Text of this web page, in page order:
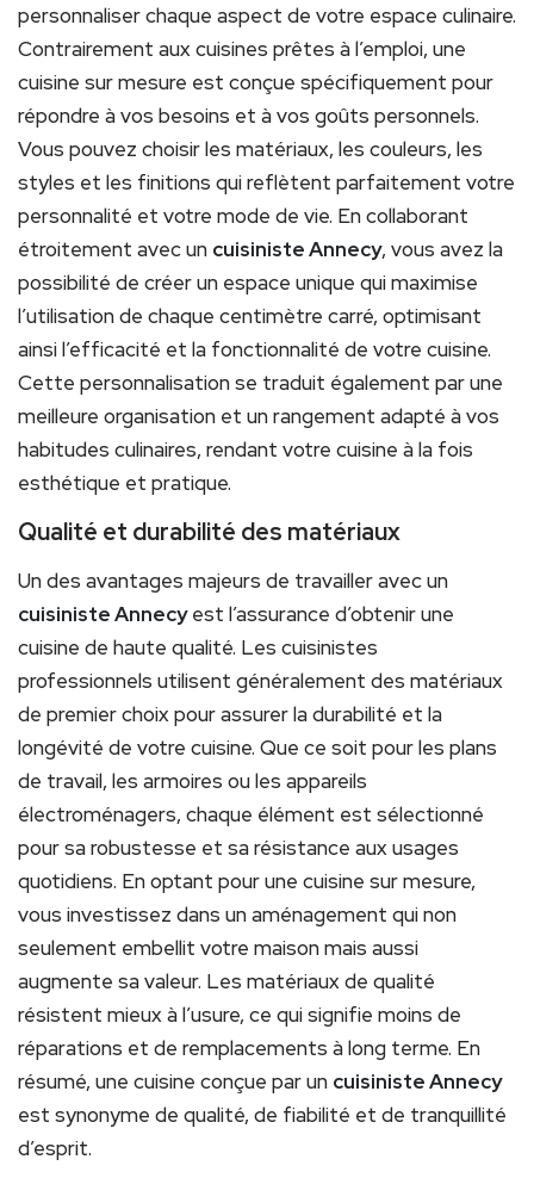
personnaliser chaque aspect de votre espace culinaire.
Contrairement aux cuisines prêtes à l’emploi, une
cuisine sur mesure est conçue spécifiquement pour
répondre à vos besoins et à vos goûts personnels.
Vous pouvez choisir les matériaux, les couleurs, les
styles et les finitions qui reflètent parfaitement votre
personnalité et votre mode de vie. En collaborant
étroitement avec un cuisiniste Annecy, vous avez la
possibilité de créer un espace unique qui maximise
l’utilisation de chaque centimètre carré, optimisant
ainsi l’efficacité et la fonctionnalité de votre cuisine.
Cette personnalisation se traduit également par une
meilleure organisation et un rangement adapté à vos
habitudes culinaires, rendant votre cuisine à la fois
esthétique et pratique.
Qualité et durabilité des matériaux
Un des avantages majeurs de travailler avec un
cuisiniste Annecyest l’assurance d’obtenir une
cuisine de haute qualité. Les cuisinistes
professionnels utilisent généralement des matériaux
de premier choix pour assurer la durabilité et la
longévité de votre cuisine. Que ce soit pour les plans
de travail, les armoires ou les appareils
électroménagers, chaque élément est sélectionné
pour sa robustesse et sa résistance aux usages
quotidiens. En optant pour une cuisine sur mesure,
vous investissez dans un aménagement qui non
seulement embellit votre maison mais aussi
augmente sa valeur. Les matériaux de qualité
résistent mieux à l’usure, ce qui signifie moins de
réparations et de remplacements à long terme. En
résumé, une cuisine conçue par un cuisiniste Annecy
est synonyme de qualité, de fiabilité et de tranquillité
d’esprit.